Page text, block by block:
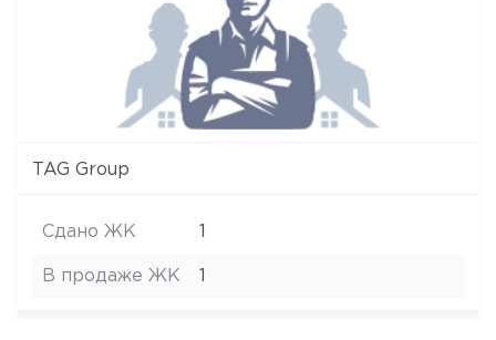
TAG Group
Сдано ЖК 1
В продаже ЖК 1